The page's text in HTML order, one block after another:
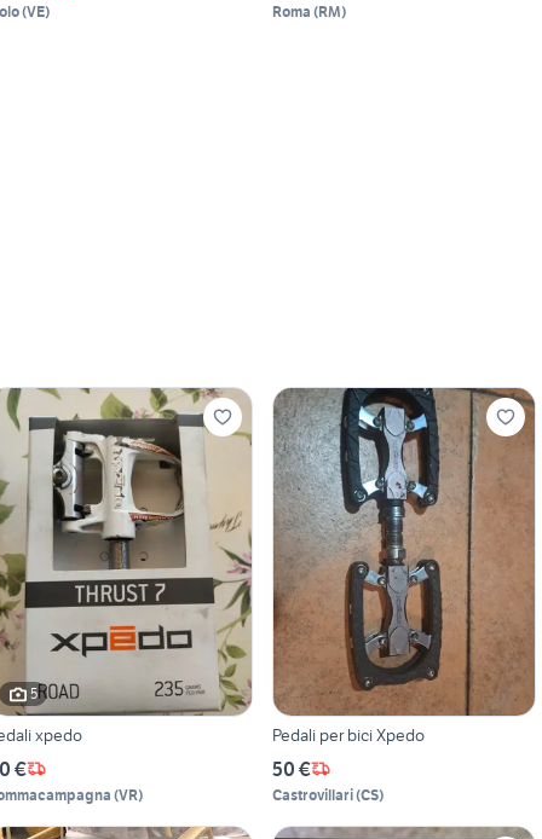
(VE) Roma (RM)
5
xpedo
€
(VR)
Pedali per bici Xpedo
50 €
Castrovillari(CS)